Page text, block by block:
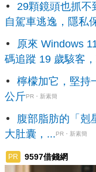
29顆鏡頭也抓不
自駕車逃逸，隱私
原來 Windows
碼追蹤 19 歲駭客
檸檬加它，堅持
公斤PR・新素簡
腹部脂肪的「剋
大肚囊，... PR・新素簡
PR 9597借錢網